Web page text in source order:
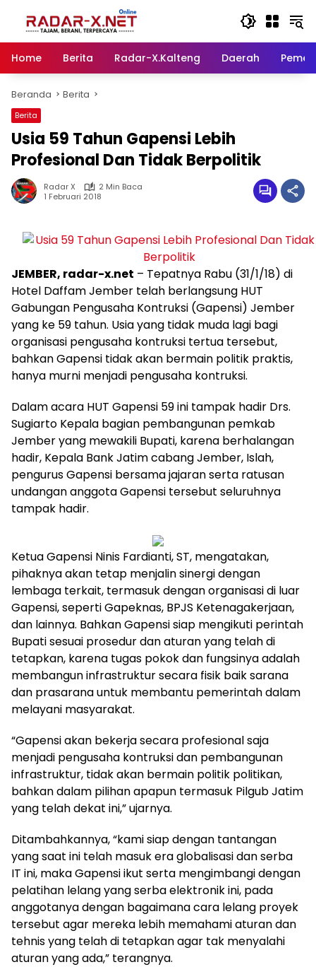
konten
Home
Berita Radar-X.Kalteng Daerah
Beranda Berita
Berita
Usia 59 Tahun Gapensi Lebih
Profesional Dan Tidak Berpolitik
Radar X
2 Min Baca
1 Februari 2018
JEMBER, radar-x.net – Tepatnya Rabu (31/1/18) di
Hotel Daffam Jember telah berlangsung HUT
Gabungan Pengusaha Kontruksi (Gapensi) Jember
yang ke 59 tahun. Usia yang tidak muda lagi bagi
organisasi pengusaha kontruksi tertua tersebut,
bahkan Gapensi tidak akan bermain politik praktis,
hanya murni menjadi pengusaha kontruksi.
Dalam acara HUT Gapensi 59 ini tampak hadir Drs.
Sugiarto Kepala bagian pembangunan pemkab
Jember yang mewakili Bupati, karena berhalangan
hadir, Kepala Bank Jatim cabang Jember, Islah,
pengurus Gapensi bersama jajaran serta ratusan
undangan anggota Gapensi tersebut seluruhnya
tampak hadir.
Ketua Gapensi Ninis Fardianti, ST, mengatakan,
pihaknya akan tetap menjalin sinergi dengan
lembaga terkait, termasuk dengan organisasi di luar
Gapensi, seperti Gapeknas, BPJS Ketenagakerjaan,
dan lainnya. Bahkan Gapensi siap mengikuti perintah
Bupati sesuai prosedur dan aturan yang telah di
tetapkan, karena tugas pokok dan fungsinya adalah
membangun infrastruktur secara fisik baik sarana
dan prasarana untuk membantu pemerintah dalam
melayani masyarakat.
“Gapensi akan bekerja secara profesional saja
menjadi pengusaha kontruksi dan pembangunan
infrastruktur, tidak akan bermain politik politikan,
bahkan dalam pilihan apapun termasuk Pilgub Jatim
yang telah dekat ini,” ujarnya.
Ditambahkannya, “kami siap dengan tantangan
yang saat ini telah masuk era globalisasi dan serba
IT ini, maka Gapensi ikut serta mengimbangi dengan
pelatihan lelang yang serba elektronik ini, pada
anggotanya dengan bagaimana cara lelang proyek
tersebut agar mereka lebih memahami aturan dan
tehnis yang telah di tetapkan agar tak menyalahi
aturan yang ada,” terangnya.